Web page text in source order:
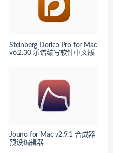
Steinberg Dorico Pro for Mac
v6.2.30 乐谱编写软件中文版
Jouno for Mac v2.9.1 合成器
预设编辑器